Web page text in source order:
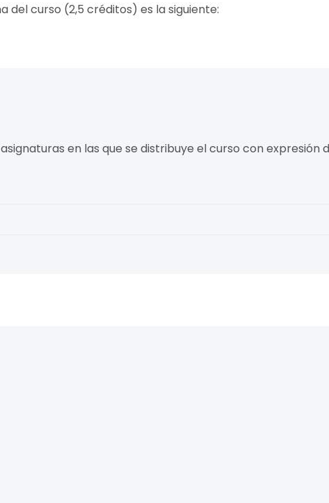
del curso (2,5 créditos) es la siguiente:
en las que se distribuye el curso con expresión